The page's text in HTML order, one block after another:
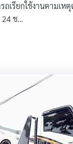
ถเรียกใช้งานตามเหตุ
24 ช…